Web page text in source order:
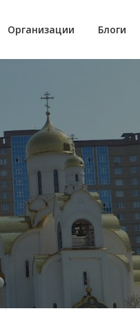
Организации Блоги